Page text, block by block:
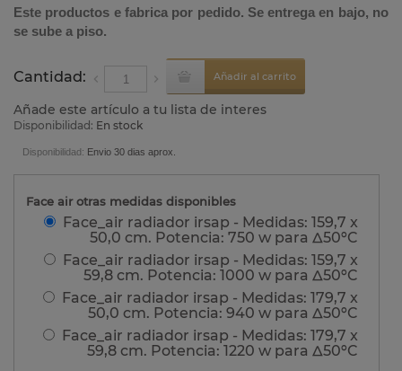
Este productos e fabrica por pedido. Se entrega en bajo, no
se sube a piso.
Cantidad: Añadir al carrito
Añade este artículo a tu lista de interes
Disponibilidad: En stock
Disponibilidad: Envio 30 dias aprox.
Face air otras medidas disponibles
Face_air radiador irsap - Medidas: 159,7 x
50,0 cm. Potencia: 750 w para Δ50ºC
Face_air radiador irsap - Medidas: 159,7 x
59,8 cm. Potencia: 1000 w para Δ50ºC
Face_air radiador irsap - Medidas: 179,7 x
50,0 cm. Potencia: 940 w para Δ50ºC
Face_air radiador irsap - Medidas: 179,7 x
59,8 cm. Potencia: 1220 w para Δ50ºC